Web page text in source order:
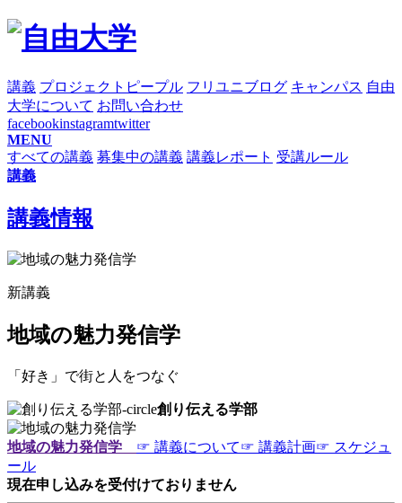
講義 プロジェクト ピープル フリユニブログ キャンパス 自由
大学について お問い合わせ
facebookinstagramtwitter
MENU
すべての講義 募集中の講義 講義レポート 受講ルール
講義
講義情報
新講義
地域の魅力発信学
「好き」で街と人をつなぐ
創り伝える学部
地域の魅力発信学 ☞ 講義について☞ 講義計画☞ スケジュ
ール
現在申し込みを受付けておりません